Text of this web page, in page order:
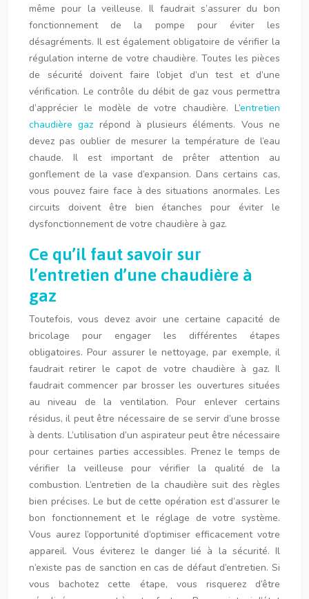
même pour la veilleuse. Il faudrait s’assurer du bon
fonctionnement de la pompe pour éviter les
désagréments. Il est également obligatoire de vérifier la
régulation interne de votre chaudière. Toutes les pièces
de sécurité doivent faire l’objet d’un test et d’une
vérification. Le contrôle du débit de gaz vous permettra
d’apprécier le modèle de votre chaudière. L’entretien
chaudière gaz répond à plusieurs éléments. Vous ne
devez pas oublier de mesurer la température de l’eau
chaude. Il est important de prêter attention au
gonflement de la vase d’expansion. Dans certains cas,
vous pouvez faire face à des situations anormales. Les
circuits doivent être bien étanches pour éviter le
dysfonctionnement de votre chaudière à gaz.
Ce qu’il faut savoir sur
l’entretien d’une chaudière à
gaz
Toutefois, vous devez avoir une certaine capacité de
bricolage pour engager les différentes étapes
obligatoires. Pour assurer le nettoyage, par exemple, il
faudrait retirer le capot de votre chaudière à gaz. Il
faudrait commencer par brosser les ouvertures situées
au niveau de la ventilation. Pour enlever certains
résidus, il peut être nécessaire de se servir d’une brosse
à dents. L’utilisation d’un aspirateur peut être nécessaire
pour certaines parties accessibles. Prenez le temps de
vérifier la veilleuse pour vérifier la qualité de la
combustion. L’entretien de la chaudière suit des règles
bien précises. Le but de cette opération est d’assurer le
bon fonctionnement et le réglage de votre système.
Vous aurez l’opportunité d’optimiser efficacement votre
appareil. Vous éviterez le danger lié à la sécurité. Il
n’existe pas de sanction en cas de défaut d’entretien. Si
vous bachotez cette étape, vous risquerez d’être